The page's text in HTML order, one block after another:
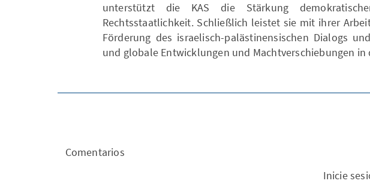
unterstützt die KAS die Stärkung
Rechtsstaatlichkeit. Schließlich leistet sie mit ihrer
Förderung des israelisch-palästinensischen Dialogs
und globale Entwicklungen und Machtverschiebungen in
Comentarios
Inicie